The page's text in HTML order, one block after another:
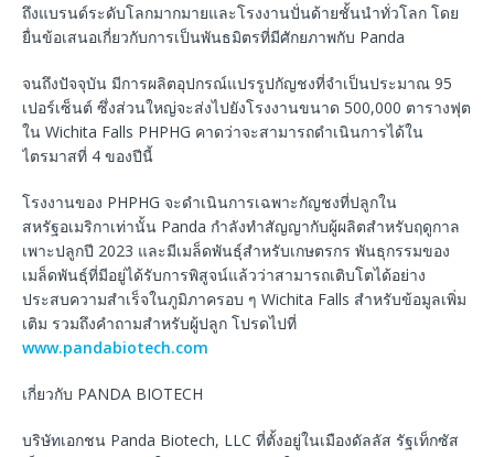
ถึงแบรนด์ระดับโลกมากมายและโรงงานปั่นด้ายชั้นนำทั่วโลก โดย
ยื่นข้อเสนอเกี่ยวกับการเป็นพันธมิตรที่มีศักยภาพกับ Panda
จนถึงปัจจุบัน มีการผลิตอุปกรณ์แปรรูปกัญชงที่จำเป็นประมาณ 95
เปอร์เซ็นต์ ซึ่งส่วนใหญ่จะส่งไปยังโรงงานขนาด 500,000 ตารางฟุต
ใน Wichita Falls PHPHG คาดว่าจะสามารถดำเนินการได้ใน
ไตรมาสที่ 4 ของปีนี้
โรงงานของ PHPHG จะดำเนินการเฉพาะกัญชงที่ปลูกใน
สหรัฐอเมริกาเท่านั้น Panda กำลังทำสัญญากับผู้ผลิตสำหรับฤดูกาล
เพาะปลูกปี 2023 และมีเมล็ดพันธุ์สำหรับเกษตรกร พันธุกรรมของ
เมล็ดพันธุ์ที่มีอยู่ได้รับการพิสูจน์แล้วว่าสามารถเติบโตได้อย่าง
ประสบความสำเร็จในภูมิภาครอบ ๆ Wichita Falls สำหรับข้อมูลเพิ่ม
เติม รวมถึงคำถามสำหรับผู้ปลูก โปรดไปที่
www.pandabiotech.com
เกี่ยวกับ PANDA BIOTECH
บริษัทเอกชน Panda Biotech, LLC ที่ตั้งอยู่ในเมืองดัลลัส รัฐเท็กซัส